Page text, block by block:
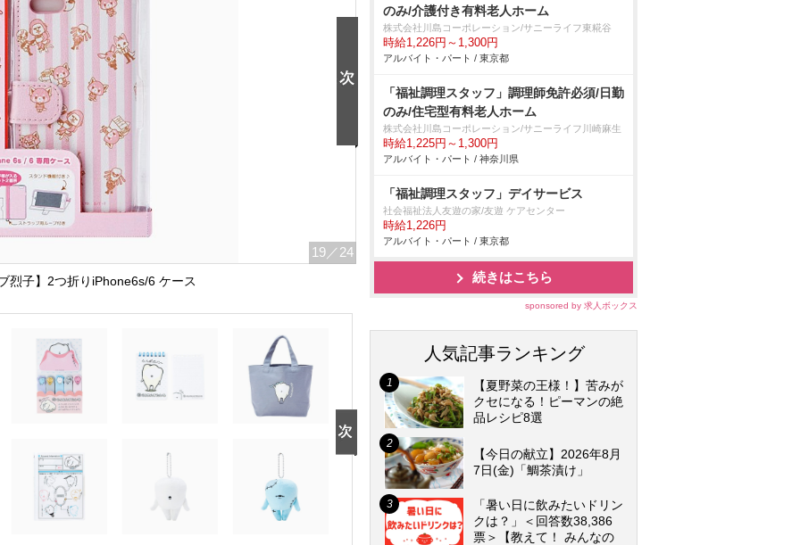
19 ／24
烈子】2つ折りiPhone6s/6 ケース
のみ/介護付き有料老人ホーム
株式会社川島コーポレーション/サニーライフ東糀谷
時給1,226円～1,300円
アルバイト・パート / 東京都
「福祉調理スタッフ」調理師免許必須/日勤
のみ/住宅型有料老人ホーム
株式会社川島コーポレーション/サニーライフ川崎麻生
時給1,225円～1,300円
アルバイト・パート / 神奈川県
「福祉調理スタッフ」デイサービス
社会福祉法人友遊の家/友遊 ケアセンター
時給1,226円
アルバイト・パート / 東京都
続きはこちら
sponsored by 求人ボックス
人気記事ランキング
【夏野菜の王様！】苦みが
クセになる！ピーマンの絶
品レシピ8選
【今日の献立】2026年8月
7日(金)「鯛茶漬け」
「暑い日に飲みたいドリン
クは？」＜回答数38,386
票＞【教えて！ みんなの